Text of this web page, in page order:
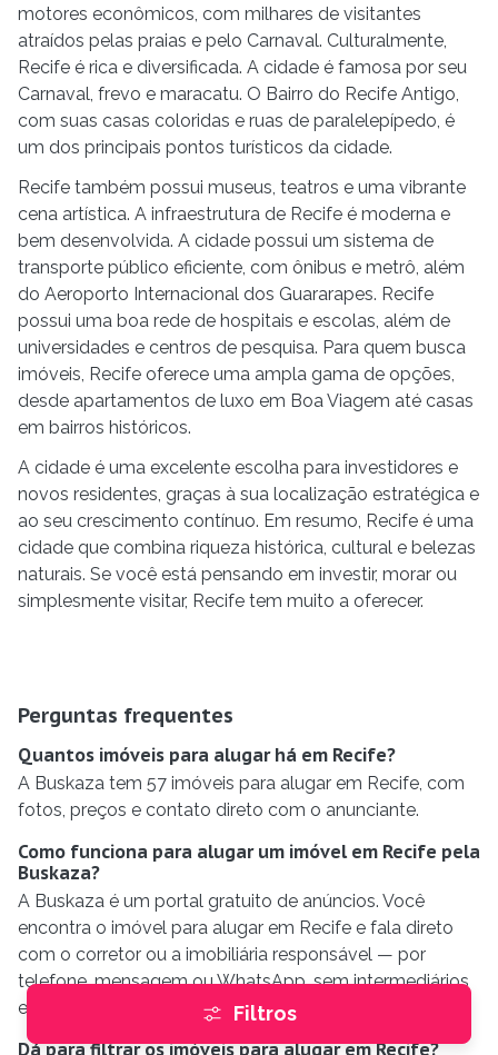
Filtros
motores econômicos, com milhares de visitantes
atraídos pelas praias e pelo Carnaval. Culturalmente,
Recife é rica e diversificada. A cidade é famosa por seu
Carnaval, frevo e maracatu. O Bairro do Recife Antigo,
com suas casas coloridas e ruas de paralelepípedo, é
um dos principais pontos turísticos da cidade.
Recife também possui museus, teatros e uma vibrante
cena artística. A infraestrutura de Recife é moderna e
bem desenvolvida. A cidade possui um sistema de
transporte público eficiente, com ônibus e metrô, além
do Aeroporto Internacional dos Guararapes. Recife
possui uma boa rede de hospitais e escolas, além de
universidades e centros de pesquisa. Para quem busca
imóveis, Recife oferece uma ampla gama de opções,
desde apartamentos de luxo em Boa Viagem até casas
em bairros históricos.
A cidade é uma excelente escolha para investidores e
novos residentes, graças à sua localização estratégica e
ao seu crescimento contínuo. Em resumo, Recife é uma
cidade que combina riqueza histórica, cultural e belezas
naturais. Se você está pensando em investir, morar ou
simplesmente visitar, Recife tem muito a oferecer.
Perguntas frequentes
Quantos imóveis para alugar há em Recife?
A Buskaza tem 57 imóveis para alugar em Recife, com
fotos, preços e contato direto com o anunciante.
Como funciona para alugar um imóvel em Recife pela
Buskaza?
A Buskaza é um portal gratuito de anúncios. Você
encontra o imóvel para alugar em Recife e fala direto
com o corretor ou a imobiliária responsável — por
telefone, mensagem ou WhatsApp, sem intermediários
e sem taxa para quem busca.
Dá para filtrar os imóveis para alugar em Recife?